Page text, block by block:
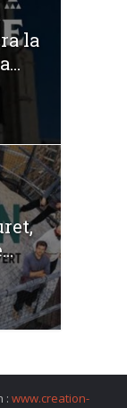
la
: www.creation-